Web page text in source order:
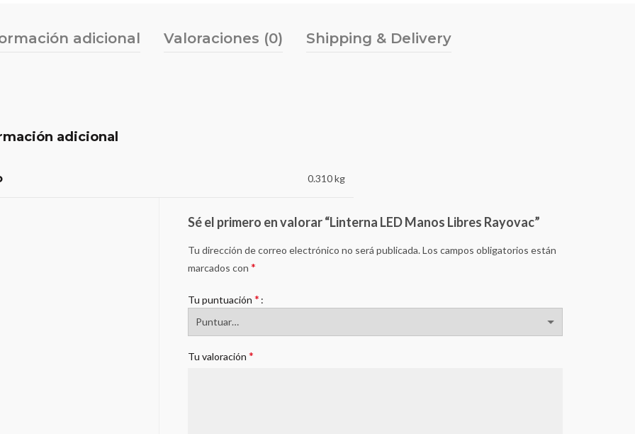
adicional Valoraciones (0) Shipping & Delivery
adicional
0.310 kg
Sé el primero en valorar “Linterna LED Manos Libres Rayovac”
Tu dirección de correo electrónico no será publicada.Los campos obligatorios están
marcados con *
Tu puntuación *
Tu valoración *